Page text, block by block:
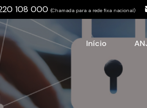
108 000 (Chamada para a rede fixa nacional)
Início